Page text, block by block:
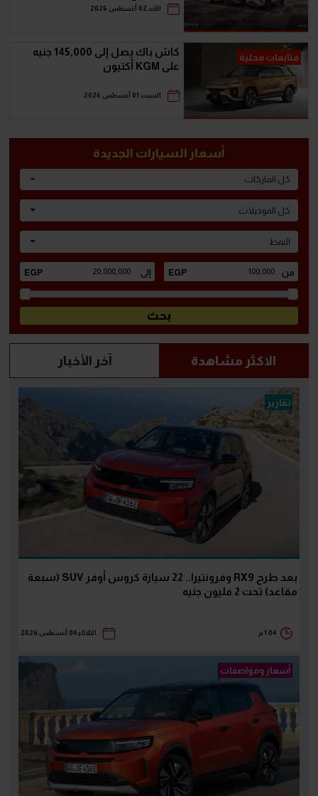
الأحد 02 أغسطس 2026
متابعات محلية
كاش باك يصل إلى 145,000 جنيه
على KGM أكتيون
السبت 01 أغسطس 2026
أسعار السيارات الجديدة
كل الماركات
كل الموديلات
النمط
الاكثر مشاهدة آخر الأخبار
تقارير
بعد طرح RX9 وفرونتيرا.. 22 سيارة كروس أوفر SUV (سبعة
مقاعد) تحت 2 مليون جنيه
1:04 م الثلاثاء 04 أغسطس 2026
أسعار ومواصفات